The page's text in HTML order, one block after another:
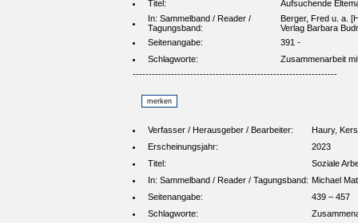
Titel:
Aufsuchende
In: Sammelband / Reader /
Tagungsband:
Berger, Fred u. a.
Verlag Barbara
Seitenangabe:
391 -
Schlagworte:
Zusammenarbeit
----------------------------------------------------------------
Verfasser / Herausgeber / Bearbeiter:
Haury,
Erscheinungsjahr:
2023
Titel:
Soziale
In: Sammelband / Reader / Tagungsband: Michael
Seitenangabe:
439 – 457
Schlagworte: